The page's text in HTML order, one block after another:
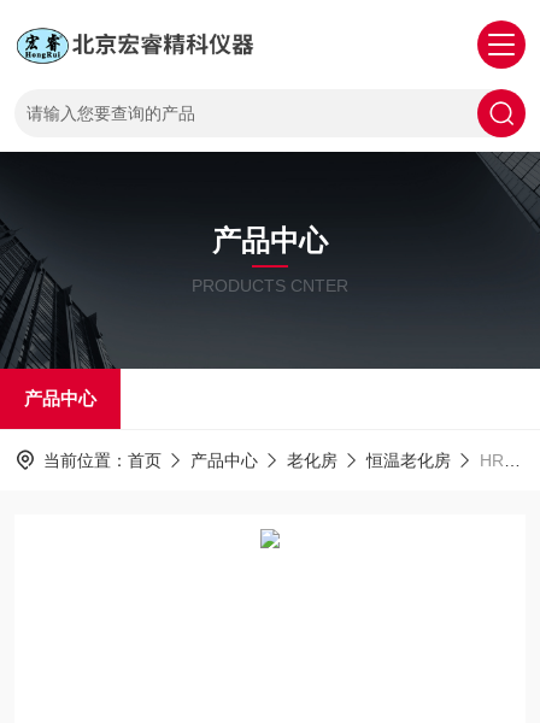
产品中心
PRODUCTS CNTER
产品中心
当前位置： 首页 产品中心 老化房 恒温老化房 HR-80高温老化箱